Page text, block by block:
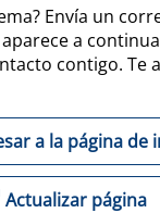
Envía un
a
contigo. Te
a la página de
Actualizar página